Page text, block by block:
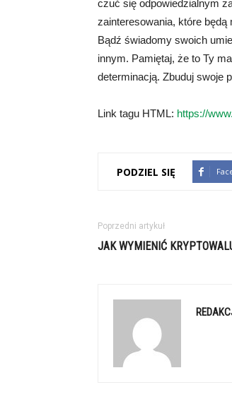
czuć się odpowiedzialnym
zainteresowania, które będą
Bądź świadomy swoich
innym. Pamiętaj, że to Ty
determinacją. Zbuduj swoje
Link tagu HTML: https://
PODZIEL SIĘ
Poprzedni artykuł
JAK WYMIENIĆ